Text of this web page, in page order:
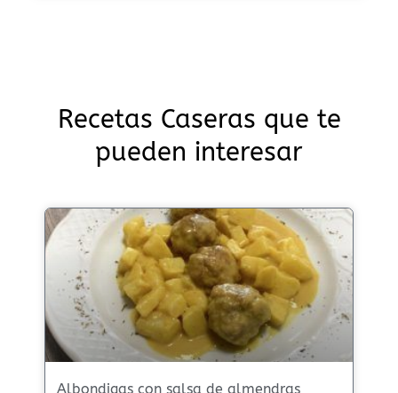
Recetas Caseras que te
pueden interesar
Albondigas con salsa de almendras